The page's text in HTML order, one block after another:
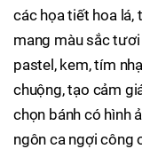
các họa tiết hoa lá,
mang màu sắc
pastel, kem, tím
chuộng, tạo cảm
chọn bánh có hình
ngôn ca ngợi công